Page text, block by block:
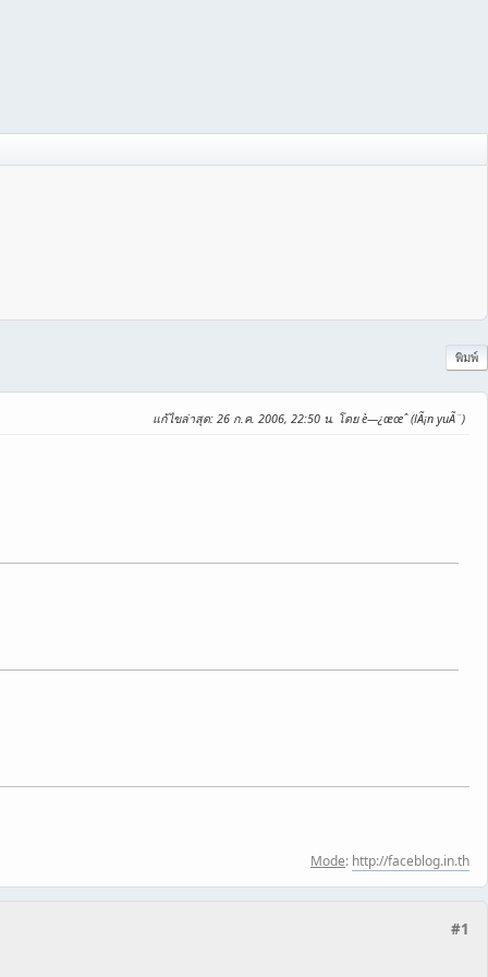
พิมพ์
แก้ไขล่าสุด: 26 ก.ค. 2006, 22:50 น. โดย è—¿æœˆ (lÃ¡n yuÃ¨)
Mode: http://faceblog.in.th
#1